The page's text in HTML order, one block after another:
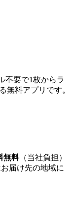
不要で1枚からラ
無料アプリです。
無料（当社負担）
届け先の地域に